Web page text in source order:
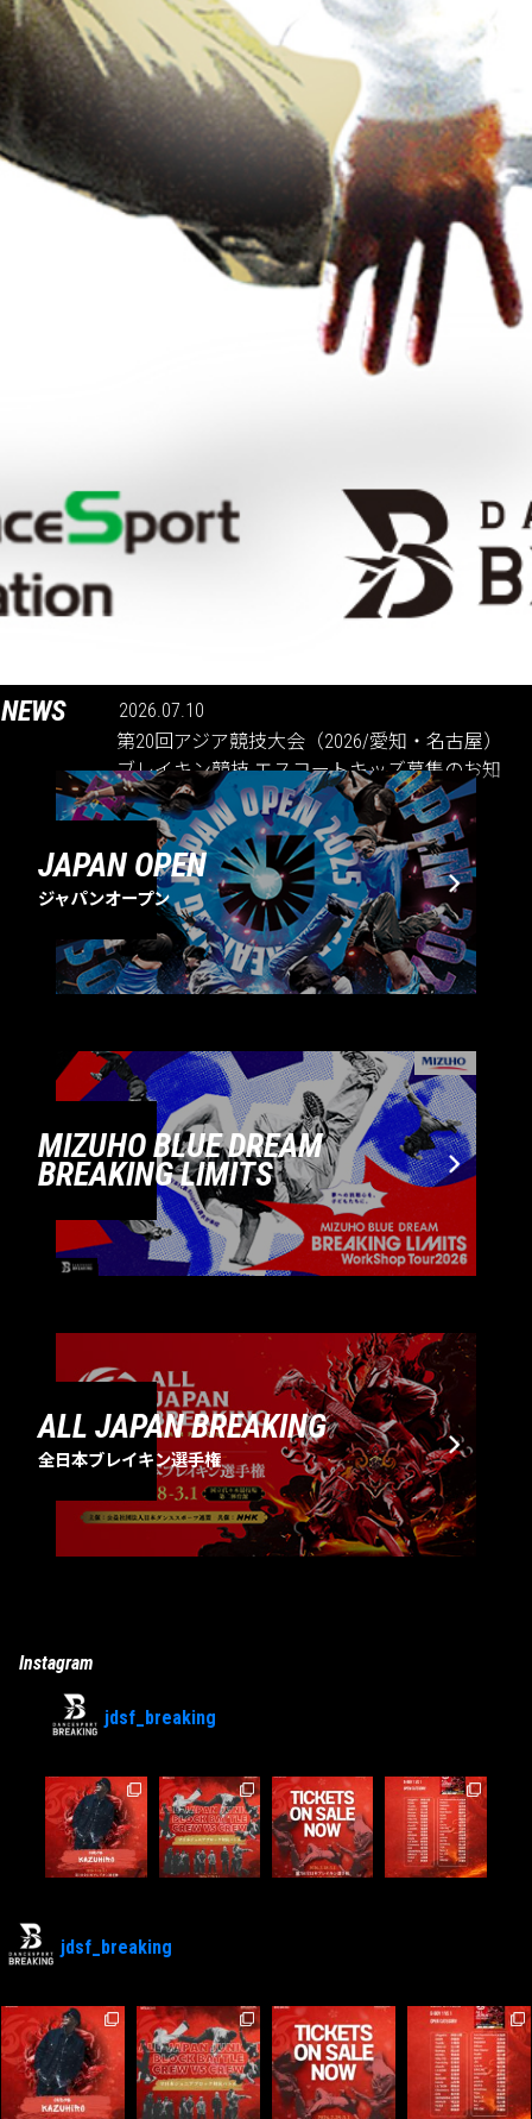
NEWS
2026.07.10
第20回アジア競技大会（2026/愛知・名古屋）
ブレイキン競技 エスコートキッズ募集のお知
らせ
JAPAN OPEN
ジャパンオープン
MIZUHO BLUE DREAM
BREAKING LIMITS
ALL JAPAN BREAKING
全日本ブレイキン選手権
Instagram
jdsf_breaking
jdsf_breaking